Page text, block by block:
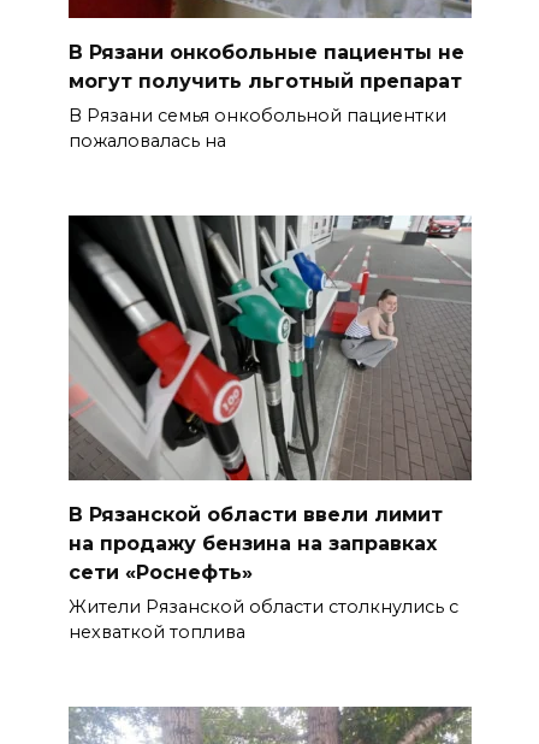
В Рязани онкобольные пациенты не
могут получить льготный препарат
В Рязани семья онкобольной пациентки
пожаловалась на
В Рязанской области ввели лимит
на продажу бензина на заправках
сети «Роснефть»
Жители Рязанской области столкнулись с
нехваткой топлива